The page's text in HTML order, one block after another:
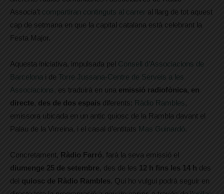
Associa’t compartiran continguts al carrer al llarg de tot aquest
cap de setmana en que la capital catalana està celebrant la
Festa Major.
Aquesta iniciativa, impulsada pel Consell d’Associacions de
Barcelona i de Torre Jussana-Centre de Serveis a les
Associacions, es traduirà en una emissió radiofònica, en
directe, des de dos espais diferents: Ràdio Rambles,
emissora ubicada en un antic quiosc de la Rambla davant el
Palau de la Virreina, i el casal d’entitats Mas Guinardó.
Concretament, Ràdio Farró, farà la seva emissió el
diumenge 25 de setembre, des de les 12 h fins les 14 h des
del quiosc de Ràdio Rambles. Qui ho vulgui podrà seguir en